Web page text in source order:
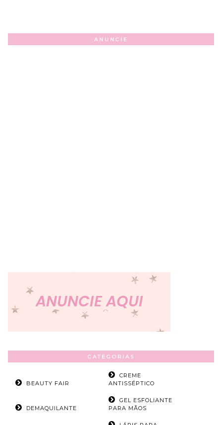
ANUNCIE
CATEGORIAS
BEAUTY FAIR
CREME
ANTISSÉPTICO
DEMAQUILANTE
GEL ESFOLIANTE
PARA MÃOS